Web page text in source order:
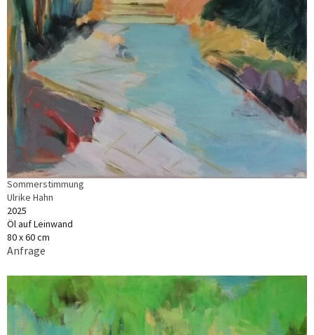
Sommerstimmung
Ulrike Hahn
2025
Öl auf Leinwand
80 x 60 cm
Anfrage